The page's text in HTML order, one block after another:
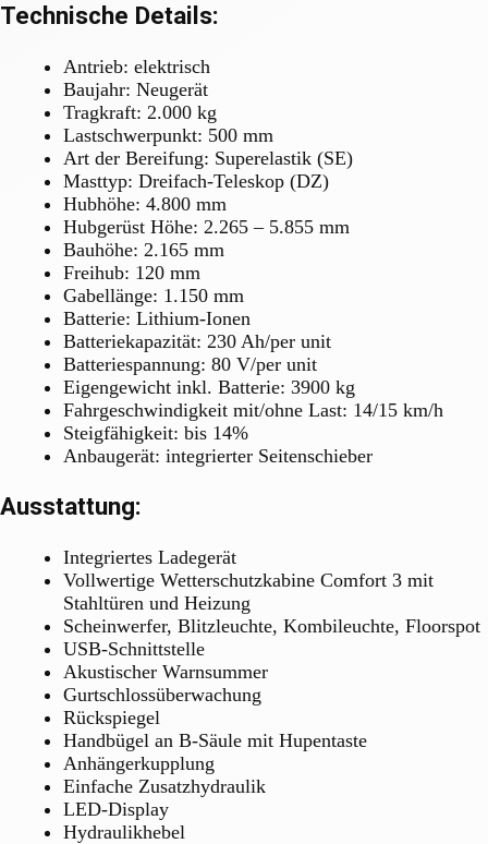
Technische Details:
Antrieb: elektrisch
Baujahr: Neugerät
Tragkraft: 2.000 kg
Lastschwerpunkt: 500 mm
Art der Bereifung: Superelastik (SE)
Masttyp: Dreifach-Teleskop (DZ)
Hubhöhe: 4.800 mm
Hubgerüst Höhe: 2.265 – 5.855 mm
Bauhöhe: 2.165 mm
Freihub: 120 mm
Gabellänge: 1.150 mm
Batterie: Lithium-Ionen
Batteriekapazität: 230 Ah/per unit
Batteriespannung: 80 V/per unit
Eigengewicht inkl. Batterie: 3900 kg
Fahrgeschwindigkeit mit/ohne Last: 14/15 km/h
Steigfähigkeit: bis 14%
Anbaugerät: integrierter Seitenschieber
Ausstattung:
Integriertes Ladegerät
Vollwertige Wetterschutzkabine Comfort 3 mit
Stahltüren und Heizung
Scheinwerfer, Blitzleuchte, Kombileuchte, Floorspot
USB-Schnittstelle
Akustischer Warnsummer
Gurtschlossüberwachung
Rückspiegel
Handbügel an B-Säule mit Hupentaste
Anhängerkupplung
Einfache Zusatzhydraulik
LED-Display
Hydraulikhebel